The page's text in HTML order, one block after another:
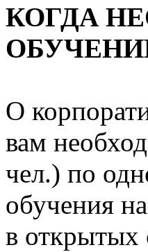
КОГДА
О
вам
чел.) по
обучения
в открытых